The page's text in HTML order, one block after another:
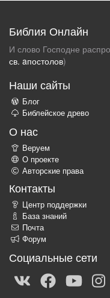
Библия Онлайн
И слово Господне
св. aпостолов)
Наши сайты
Блог
Библейское древо
О нас
Веруем
О проекте
Авторские права
Контакты
Центр поддержки
База знаний
Почта
Форум
Социальные сети